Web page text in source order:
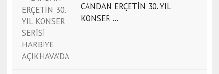
CANDAN ERÇETİN 30. YIL
KONSER ...